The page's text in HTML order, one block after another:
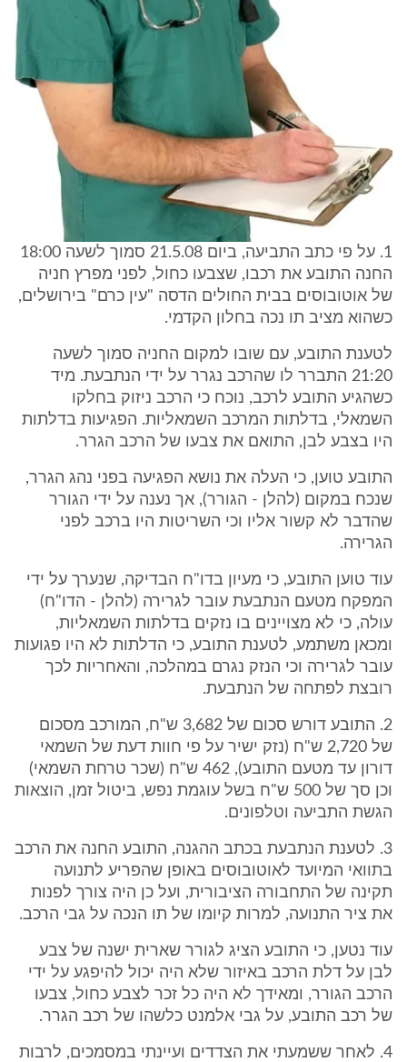
1. על פי כתב התביעה, ביום 21.5.08 סמוך לשעה 18:00
החנה התובע את רכבו, שצבעו כחול, לפני מפרץ חניה
של אוטובוסים בבית החולים הדסה "עין כרם" בירושלים,
כשהוא מציב תו נכה בחלון הקדמי.
לטענת התובע, עם שובו למקום החניה סמוך לשעה
21:20 התברר לו שהרכב נגרר על ידי הנתבעת. מיד
כשהגיע התובע לרכב, נוכח כי הרכב ניזוק בחלקו
השמאלי, בדלתות המרכב השמאליות. הפגיעות בדלתות
היו בצבע לבן, התואם את צבעו של הרכב הגרר.
התובע טוען, כי העלה את נושא הפגיעה בפני נהג הגרר,
שנכח במקום (להלן - הגורר), אך נענה על ידי הגורר
שהדבר לא קשור אליו וכי השריטות היו ברכב לפני
הגרירה.
עוד טוען התובע, כי מעיון בדו"ח הבדיקה, שנערך על ידי
המפקח מטעם הנתבעת עובר לגרירה (להלן - הדו"ח)
עולה, כי לא מצויינים בו נזקים בדלתות השמאליות,
ומכאן משתמע, לטענת התובע, כי הדלתות לא היו פגועות
עובר לגרירה וכי הנזק נגרם במהלכה, והאחריות לכך
רובצת לפתחה של הנתבעת.
2. התובע דורש סכום של 3,682 ש"ח, המורכב מסכום
של 2,720 ש"ח (נזק ישיר על פי חוות דעת של השמאי
דורון עד מטעם התובע), 462 ש"ח (שכר טרחת השמאי)
וכן סך של 500 ש"ח בשל עוגמת נפש, ביטול זמן, הוצאות
הגשת התביעה וטלפונים.
3. לטענת הנתבעת בכתב ההגנה, התובע החנה את הרכב
בתוואי המיועד לאוטובוסים באופן שהפריע לתנועה
תקינה של התחבורה הציבורית, ועל כן היה צורך לפנות
את ציר התנועה, למרות קיומו של תו הנכה על גבי הרכב.
עוד נטען, כי התובע הציג לגורר שארית ישנה של צבע
לבן על דלת הרכב באיזור שלא היה יכול להיפגע על ידי
הרכב הגורר, ומאידך לא היה כל זכר לצבע כחול, צבעו
של רכב התובע, על גבי אלמנט כלשהו של רכב הגרר.
4. לאחר ששמעתי את הצדדים ועיינתי במסמכים, לרבות